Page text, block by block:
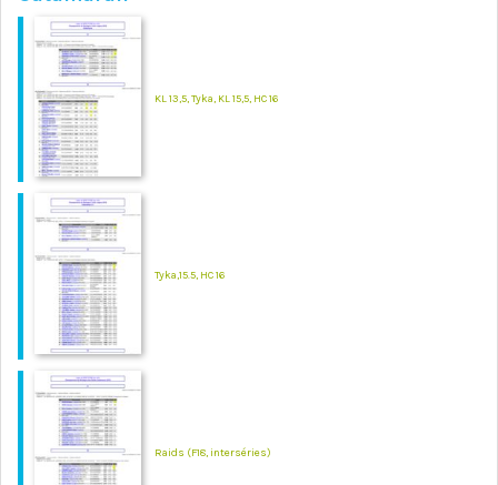
KL 13,5, Tyka, KL 15,5, HC 16
Tyka,15.5, HC 16
Raids (F18, interséries)